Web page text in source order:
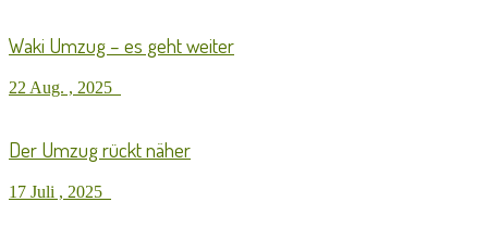
Waki Umzug – es geht weiter
22 Aug. , 2025
Der Umzug rückt näher
17 Juli , 2025